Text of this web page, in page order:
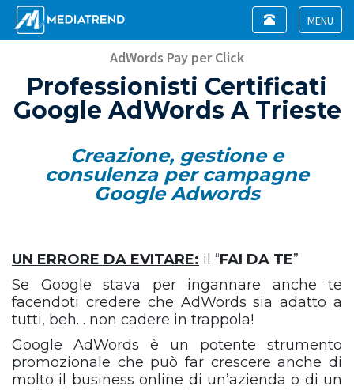
Toggle
Toggle
navigation
AdWords Pay per Click
Professionisti Certificati
Google AdWords A Trieste
Creazione, gestione e
consulenza per campagne
Google Adwords
UN ERRORE DA EVITARE: il “FAI DA TE”
Se Google stava per ingannare anche te
facendoti credere che AdWords sia adatto a
tutti, beh… non cadere in trappola!
Google AdWords è un potente strumento
promozionale che può far crescere anche di
molto il business online di un’azienda o di un